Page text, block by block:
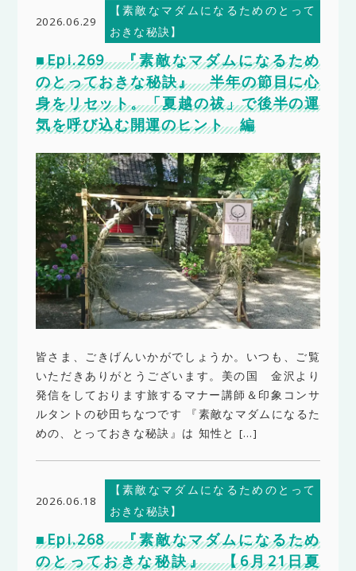
2026.06.29
【素敵なマダムになるためのとって
おきな秘訣】
■Epi.269 『素敵なマダムになるため
のとっておきな秘訣』 半年の節目に心
身をリセット。「夏越の祓」で後半の運
気を呼び込む開運のヒント 編
皆さま、ごきげんいかがでしょうか。いつも、ご覧
いただきありがとうございます。美の国 金沢より
発信をしております旅するマナー講師＆印象コンサ
ルタントの砂田ちなつです 『素敵なマダムになるた
めの、とっておきな秘訣』は 知性と […]
2026.06.18
【素敵なマダムになるためのとって
おきな秘訣】
■Epi.268 『素敵なマダムになるため
のとっておきな秘訣』 【6月21日夏